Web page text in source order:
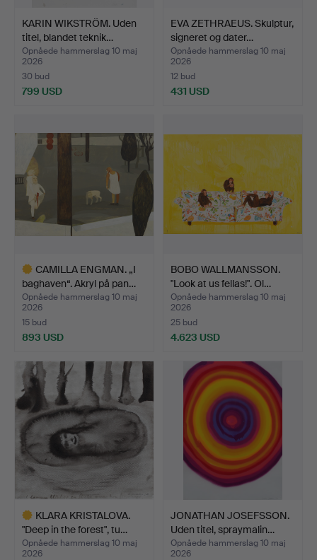
KARIN WIKSTRÖM. Uden
titel, blandet teknik…
Opnåede hammerslag 10 maj
2026
30 bud
799 USD
EVA ZETHRAEUS. Skulptur,
signeret og dater…
Opnåede hammerslag 10 maj
2026
12 bud
431 USD
CAMILLA ENGMAN. „I
baghaven“. Akryl på pan…
Opnåede hammerslag 10 maj
2026
15 bud
893 USD
genstand
BOBO WALLMANSSON.
"Look at us fellas!". Ol…
Opnåede hammerslag 10 maj
2026
25 bud
4.623 USD
KLARA KRISTALOVA.
"Deep in the forest", tu…
Opnåede hammerslag 10 maj
2026
JONATHAN JOSEFSSON.
Uden titel, spraymalin…
Opnåede hammerslag 10 maj
2026